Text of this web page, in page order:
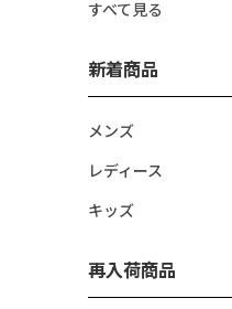
すべて見る
新着商品
メンズ
レディース
キッズ
再入荷商品